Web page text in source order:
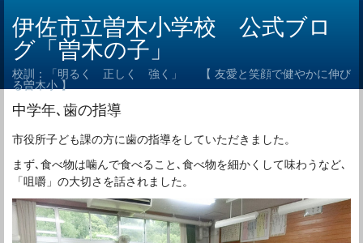
伊佐市立曽木小学校 公式ブロ
グ「曽木の子」
校訓：「明るく 正しく 強く」 【 友愛と笑顔で健やかに伸び
る曽木小 】
中学年､歯の指導
市役所子ども課の方に歯の指導をしていただきました。
まず､食べ物は噛んで食べること､食べ物を細かくして味わうなど､
「咀嚼」の大切さを話されました。